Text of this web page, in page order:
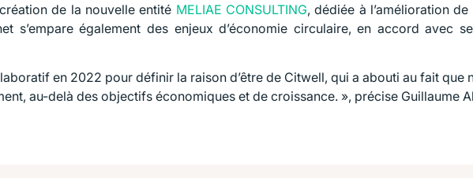
de la nouvelle entité MELIAE CONSULTING, dédiée à l’amélioration
s’empare également des enjeux d’économie circulaire, en accord avec
en 2022 pour définir la raison d’être de Citwell, qui a abouti au fait que
au-delà des objectifs économiques et de croissance. », précise Guillaume